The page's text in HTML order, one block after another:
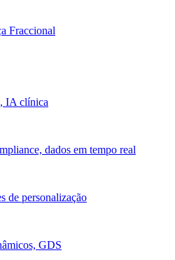
Fraccional
IA clínica
dados em tempo real
de personalização
GDS